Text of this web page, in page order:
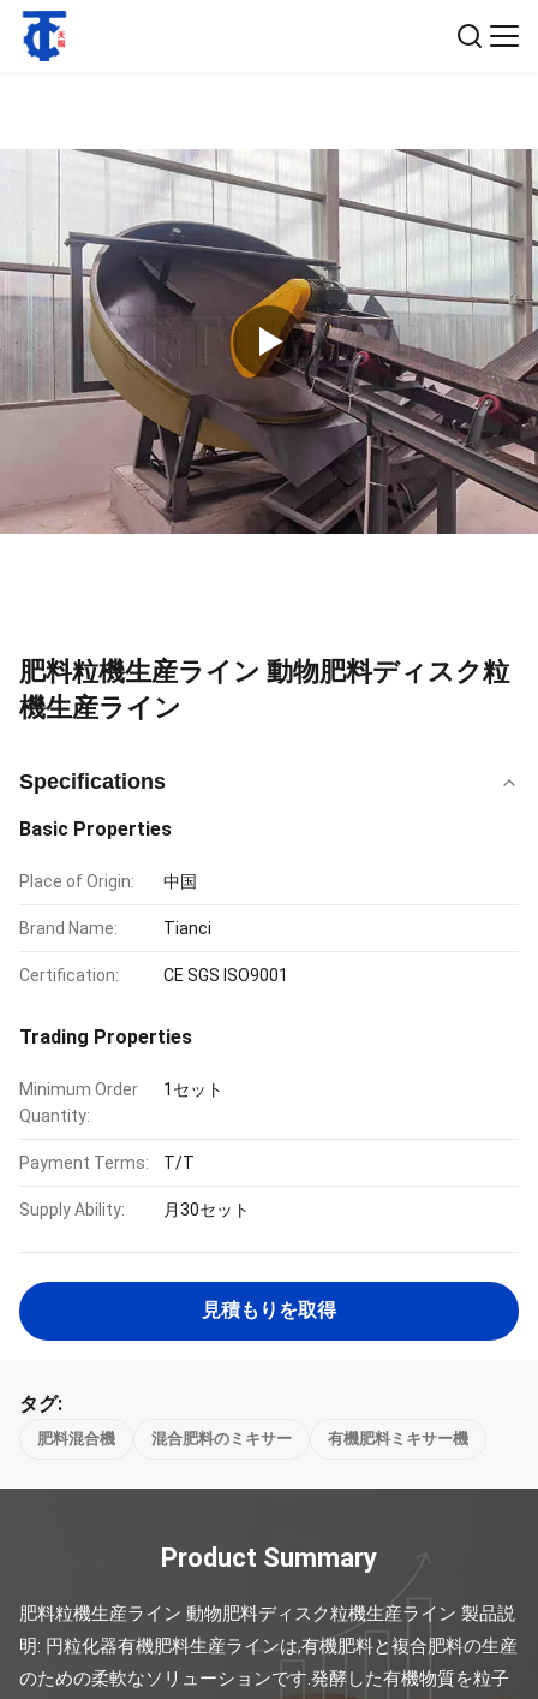
肥料粒機生産ライン 動物肥料ディスク粒
機生産ライン
Specifications
Basic Properties
Place of Origin: 中国
Brand Name: Tianci
Certification: CE SGS ISO9001
Trading Properties
Minimum Order
Quantity:
1セット
Payment Terms: T/T
Supply Ability: 月30セット
見積もりを取得
タグ:
肥料混合機 混合肥料のミキサー 有機肥料ミキサー機
Product Summary
肥料粒機生産ライン 動物肥料ディスク粒機生産ライン 製品説
明: 円粒化器有機肥料生産ラインは,有機肥料と複合肥料の生産
のための柔軟なソリューションです.発酵した有機物質を粒子